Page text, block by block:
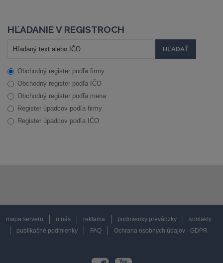
HĽADANIE V REGISTROCH
Obchodný register podľa firmy
Obchodný register podľa IČO
Obchodný register podľa mena
Register úpadcov podľa firmy
Register úpadcov podľa IČO
mapa serveru o nás reklama podmienky prevádzky
kontakty
publikačné podmienky
FAQ Ochrana osobných údajov - GDPR